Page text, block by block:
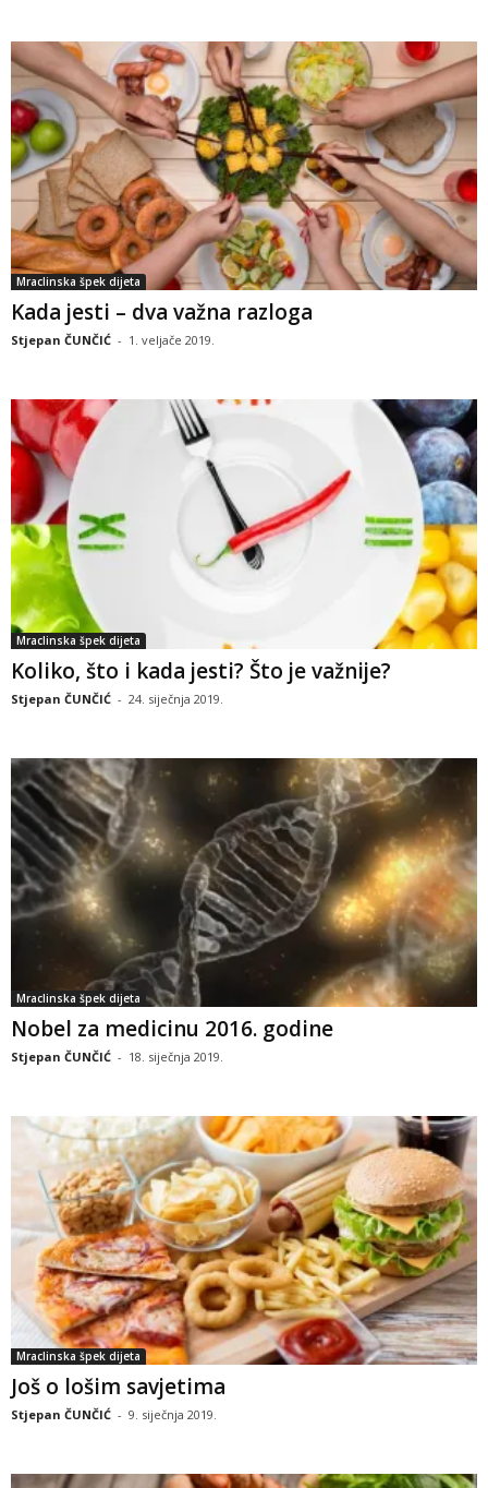
Mraclinska špek dijeta
Kada jesti – dva važna razloga
Stjepan ČUNČIĆ - 1. veljače 2019.
Mraclinska špek dijeta
Koliko, što i kada jesti? Što je važnije?
Stjepan ČUNČIĆ - 24. siječnja 2019.
Mraclinska špek dijeta
Nobel za medicinu 2016. godine
Stjepan ČUNČIĆ - 18. siječnja 2019.
Mraclinska špek dijeta
Još o lošim savjetima
Stjepan ČUNČIĆ - 9. siječnja 2019.